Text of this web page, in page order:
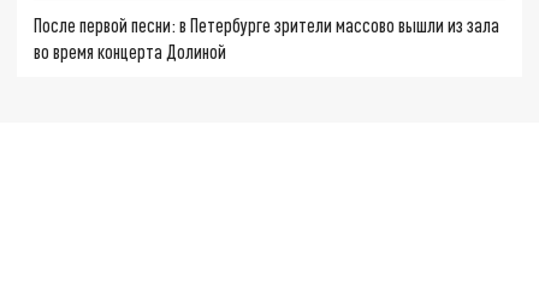
После первой песни: в Петербурге зрители массово вышли из зала
во время концерта Долиной